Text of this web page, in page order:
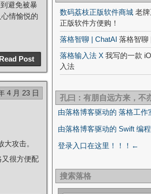
避免被暴
情愉悦的
Post
4 月 23 日
攻击。
很方便配
数码荔枝正版软件商城 老牌
正版软件方便购！
落格智聊 | ChatAI 落格智聊
落格输入法 X 我写的一款
入法
孔曰：有朋自远方来，不
由落格博客驱动的 落格工作
由落格博客驱动的 Swift 编
登录入口在这里！！！←
搜索落格